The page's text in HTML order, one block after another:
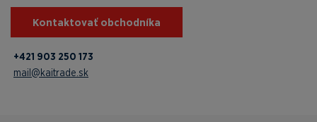
Kontaktovať obchodníka
+421 903 250 173
mail@kaitrade.sk